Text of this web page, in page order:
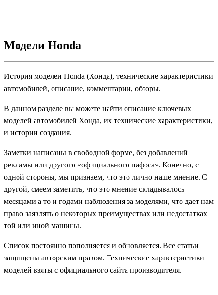
Модели Honda
История моделей Honda (Хонда), технические характеристики
автомобилей, описание, комментарии, обзоры.
В данном разделе вы можете найти описание ключевых
моделей автомобилей Хонда, их технические характеристики,
и истории создания.
Заметки написаны в свободной форме, без добавлений
рекламы или другого «официального пафоса». Конечно, с
одной стороны, мы признаем, что это лично наше мнение. С
другой, смеем заметить, что это мнение складывалось
месяцами а то и годами наблюдения за моделями, что дает нам
право заявлять о некоторых преимуществах или недостатках
той или иной машины.
Список постоянно пополняется и обновляется. Все статьи
защищены авторским правом. Технические характеристики
моделей взяты с официального сайта производителя.